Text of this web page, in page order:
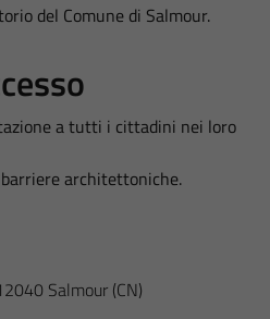
del Comune di Salmour.
a tutti i cittadini nei loro
architettoniche.
Salmour (CN)